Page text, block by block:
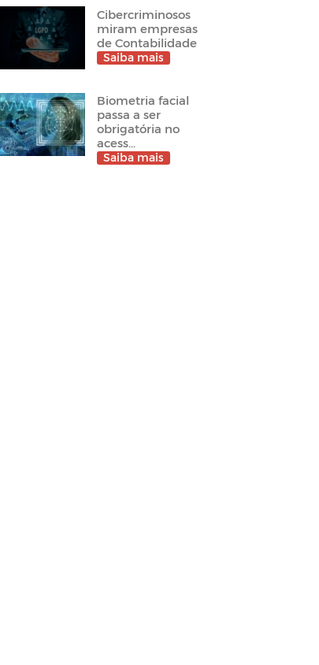
Cibercriminosos
miram empresas
de Contabilidade
Saiba mais
Biometria facial
passa a ser
obrigatória no
acess...
Saiba mais